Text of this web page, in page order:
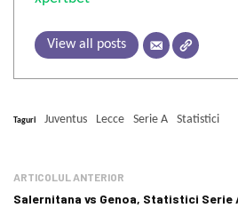
View all posts
Taguri Juventus Lecce Serie A Statistici
ARTICOLUL ANTERIOR
Salernitana vs Genoa, Statistici Serie